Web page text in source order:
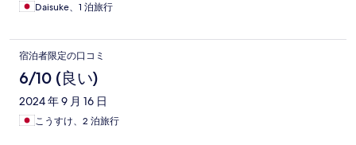
Daisuke、1 泊旅行
宿泊者限定の口コミ
6/10 (良い)
2024 年 9 月 16 日
こうすけ、2 泊旅行